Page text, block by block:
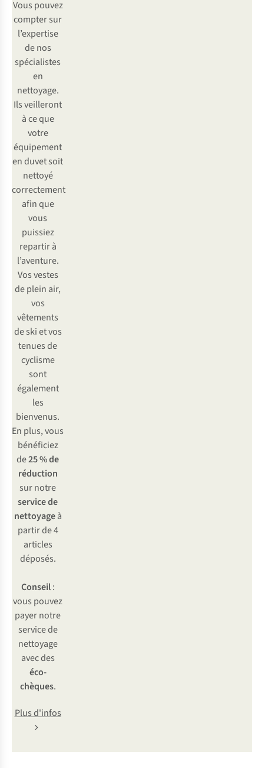
Vous pouvez
compter sur
l’expertise
de nos
spécialistes
en
nettoyage.
Ils veilleront
à ce que
votre
équipement
en duvet soit
nettoyé
correctement
afin que
vous
puissiez
repartir à
l’aventure.
Vos vestes
de plein air,
vos
vêtements
de ski et vos
tenues de
cyclisme
sont
également
les
bienvenus.
En plus, vous
bénéficiez
de25 % de
réduction
sur notre
service de
nettoyageà
partir de 4
articles
déposés.
Conseil:
vous pouvez
payer notre
service de
nettoyage
avec des
éco-
chèques.
Plus d'infos